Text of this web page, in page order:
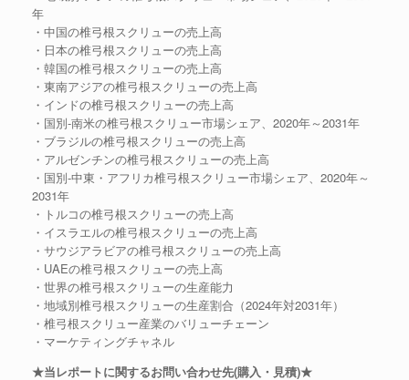
年
・中国の椎弓根スクリューの売上高
・日本の椎弓根スクリューの売上高
・韓国の椎弓根スクリューの売上高
・東南アジアの椎弓根スクリューの売上高
・インドの椎弓根スクリューの売上高
・国別-南米の椎弓根スクリュー市場シェア、2020年～2031年
・ブラジルの椎弓根スクリューの売上高
・アルゼンチンの椎弓根スクリューの売上高
・国別-中東・アフリカ椎弓根スクリュー市場シェア、2020年～
2031年
・トルコの椎弓根スクリューの売上高
・イスラエルの椎弓根スクリューの売上高
・サウジアラビアの椎弓根スクリューの売上高
・UAEの椎弓根スクリューの売上高
・世界の椎弓根スクリューの生産能力
・地域別椎弓根スクリューの生産割合（2024年対2031年）
・椎弓根スクリュー産業のバリューチェーン
・マーケティングチャネル
★当レポートに関するお問い合わせ先(購入・見積)★